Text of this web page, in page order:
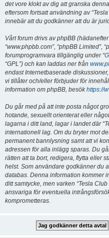
det vore klokt av dig att granska
eftersom fortsatt användning av
innebär att du godkänner att du är
Vårt forum drivs av phpBB (hädanefter
“www.phpbb.com”, “phpBB Limited”,
forumprogramvara tillgänglig under “
“GPL”) och kan laddas ner från
endast Internetbaserade
vi tillåter och/eller förbjuder för
information om phpBB, besökhttps://
Du går med på att inte posta något
hotande, sexuellt orienterat eller
lagarna i ditt land, lagar i landet där
internationell lag. Om du bryter mot
permanent bannlysning samt att vi
adressen för alla inlägg sparas. Du
rätten att ta bort, redigera, flytta eller
helst. Som användare godkänner du
databas. Denna information kommer
ditt samtycke, men varken “Tesla
ansvariga för eventuella
komprometteras.